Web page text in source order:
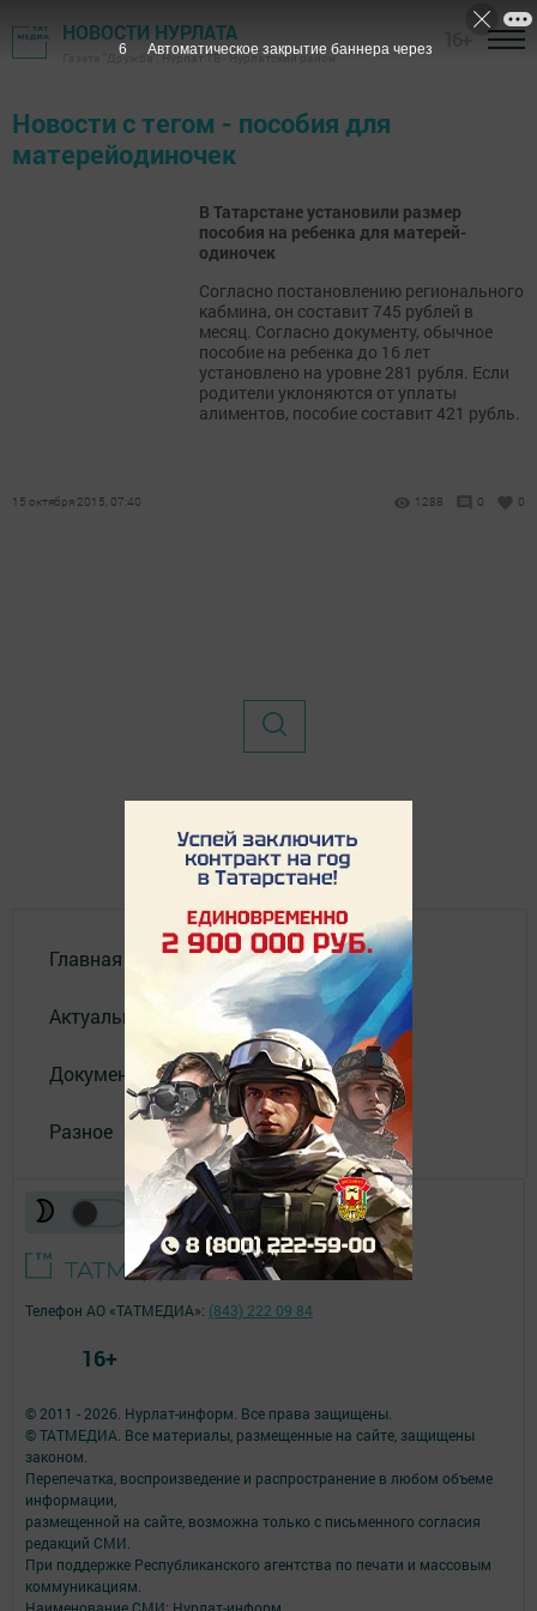
НОВОСТИ НУРЛАТА
Газета "Дружба", Нурлат ТВ - Нурлатский район
Новости с тегом - пособия для
матерейодиночек
В Татарстане установили размер
пособия на ребенка для матерей-
одиночек
Согласно постановлению регионального
кабмина, он составит 745 рублей в
месяц. Согласно документу, обычное
пособие на ребенка до 16 лет
установлено на уровне 281 рубля. Если
родители уклоняются от уплаты
алиментов, пособие составит 421 рубль.
15 октября 2015, 07:40 1288 0 0
Главная
Актуальное видео
Документы
Разное
© 2011 - 2026. Нурлат-⁠информ. Все права защищены.
© ТАТМЕДИА. Все материалы, размещенные на сайте, защищены
законом.
Перепечатка, воспроизведение и распространение в любом объеме
информации,
размещенной на сайте, возможна только с письменного согласия
редакций СМИ.
При поддержке Республиканского агентства по печати и массовым
коммуникациям.
Телефон АО «ТАТМЕДИА»: (843) 222 09 84
16+
6 Автоматическое закрытие баннера через